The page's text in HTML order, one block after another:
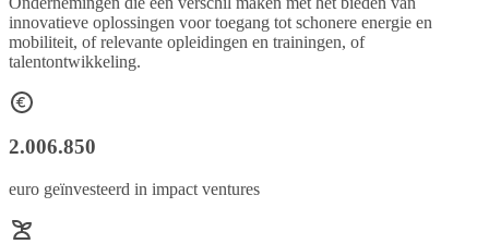
innovatieve oplossingen voor toegang tot schonere energie en
mobiliteit, of relevante opleidingen en trainingen, of
talentontwikkeling.
2.006.850
euro geïnvesteerd in impact ventures